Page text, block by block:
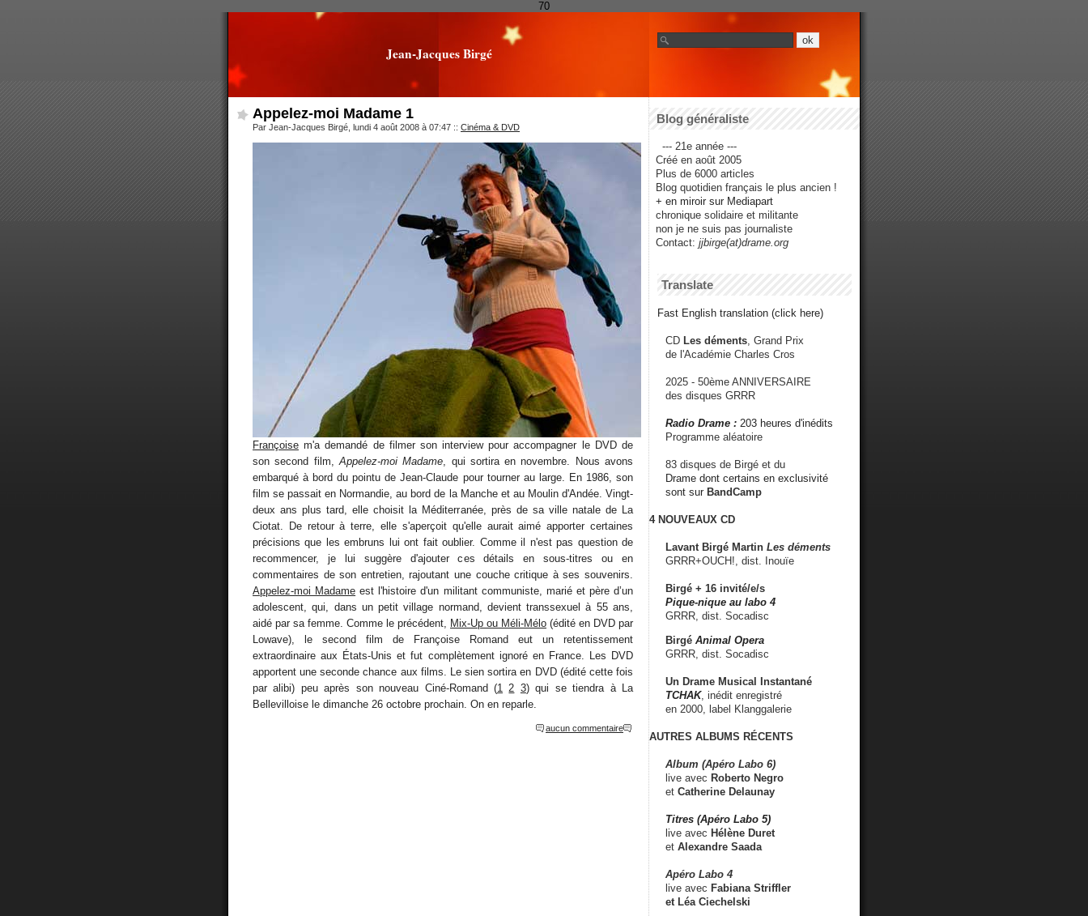
70
Jean-Jacques Birgé
Appelez-moi Madame 1
Par Jean-Jacques Birgé, lundi 4 août 2008 à 07:47 :: Cinéma & DVD
Françoise m'a demandé de filmer son interview pour accompagner le DVD de
son second film, Appelez-moi Madame , qui sortira en novembre. Nous avons
embarqué à bord du pointu de Jean-Claude pour tourner au large. En 1986, son
film se passait en Normandie, au bord de la Manche et au Moulin d'Andée. Vingt-
deux ans plus tard, elle choisit la Méditerranée, près de sa ville natale de La
Ciotat. De retour à terre, elle s'aperçoit qu'elle aurait aimé apporter certaines
précisions que les embruns lui ont fait oublier. Comme il n'est pas question de
recommencer, je lui suggère d'ajouter ces détails en sous-titres ou en
commentaires de son entretien, rajoutant une couche critique à ses souvenirs.
Appelez-moi Madame est l'histoire d'un militant communiste, marié et père d’un
adolescent, qui, dans un petit village normand, devient transsexuel à 55 ans,
aidé par sa femme. Comme le précédent,
Mix-Up ou Méli-Mélo (édité en DVD par
Lowave), le second film de Françoise Romand eut un retentissement
extraordinaire aux États-Unis et fut complètement ignoré en France. Les DVD
apportent une seconde chance aux films. Le sien sortira en DVD (édité cette fois
par alibi) peu après son nouveau Ciné-Romand (1 2 3) qui se tiendra à La
Bellevilloise le dimanche 26 octobre prochain. On en reparle.
aucun commentaire
Blog généraliste
--- 21e année ---
Créé en août 2005
Plus de 6000 articles
Blog quotidien français le plus ancien !
+ en miroir sur Mediapart
chronique solidaire et militante
non je ne suis pas journaliste
Contact: jjbirge(at)drame.org
Translate
Fast English translation (click here)
CD Les déments , Grand Prix
de l'Académie Charles Cros
2025 - 50ème ANNIVERSAIRE
des disques GRRR
Radio Drame : 203 heures d'inédits
Programme aléatoire
83 disques de Birgé et du
Drame dont certains en exclusivité
sont sur BandCamp
4 NOUVEAUX CD
Lavant Birgé Martin Les déments
GRRR+OUCH!, dist. Inouïe
Birgé + 16 invité/e/s
Pique-nique au labo 4
GRRR, dist. Socadisc
Birgé Animal Opera
GRRR, dist. Socadisc
Un Drame Musical Instantané
TCHAK, inédit enregistré
en 2000, label Klanggalerie
AUTRES ALBUMS RÉCENTS
Album (Apéro Labo 6)
live avec Roberto Negro
et Catherine Delaunay
Titres (Apéro Labo 5)
live avec Hélène Duret
et Alexandre Saada
Apéro Labo 4
live avec Fabiana Striffler
et Léa Ciechelski